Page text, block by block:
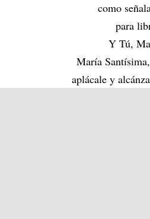
como
para
Y Tú,
María
aplácale y